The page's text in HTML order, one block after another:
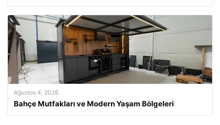
Ağustos 4, 2026
Bahçe Mutfakları ve Modern Yaşam Bölgeleri